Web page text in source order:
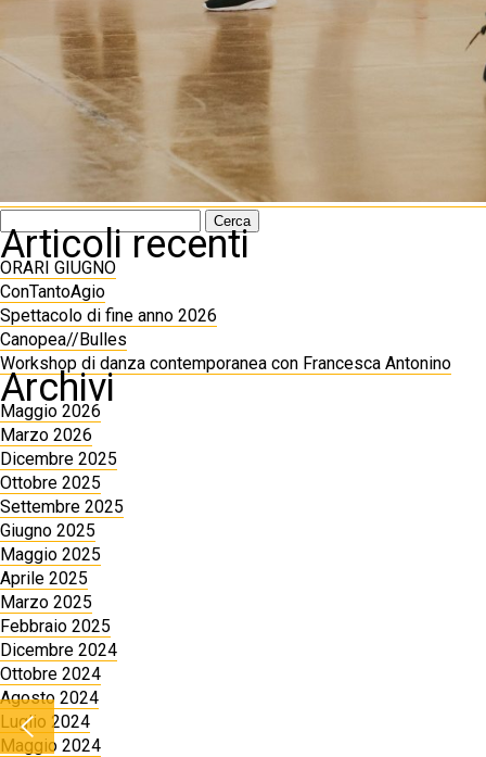
per:
Articoli recenti
ORARI GIUGNO
ConTantoAgio
Spettacolo di fine anno 2026
Canopea//Bulles
Workshop di danza contemporanea con Francesca Antonino
Archivi
Maggio 2026
Marzo 2026
Dicembre 2025
Ottobre 2025
Settembre 2025
Giugno 2025
Maggio 2025
Aprile 2025
Marzo 2025
Febbraio 2025
Dicembre 2024
Ottobre 2024
Agosto 2024
Luglio 2024
Maggio 2024